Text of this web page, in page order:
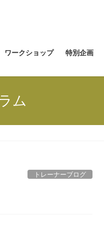
ワークショップ 特別企画
ム
トレーナーブログ